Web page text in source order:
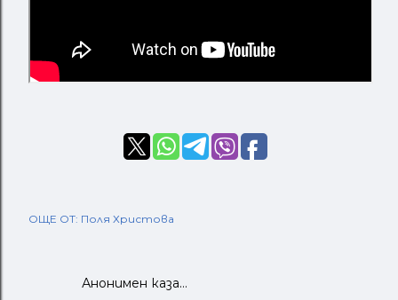
ОЩЕ ОТ: Поля Христова
Анонимен каза…